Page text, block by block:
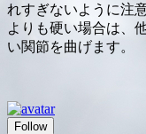
れすぎないように注
よりも硬い場合は、
い関節を曲げます。
Follow